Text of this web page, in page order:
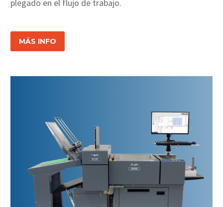
plegado en el flujo de trabajo.
MÁS INFO